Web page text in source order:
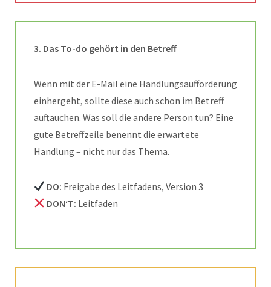
3. Das To-do gehört in den Betreff
Wenn mit der E-Mail eine Handlungsaufforderung
einhergeht, sollte diese auch schon im Betreff
auftauchen. Was soll die andere Person tun? Eine
gute Betreffzeile benennt die erwartete
Handlung – nicht nur das Thema.
DO: Freigabe des Leitfadens, Version 3
DON‘T: Leitfaden